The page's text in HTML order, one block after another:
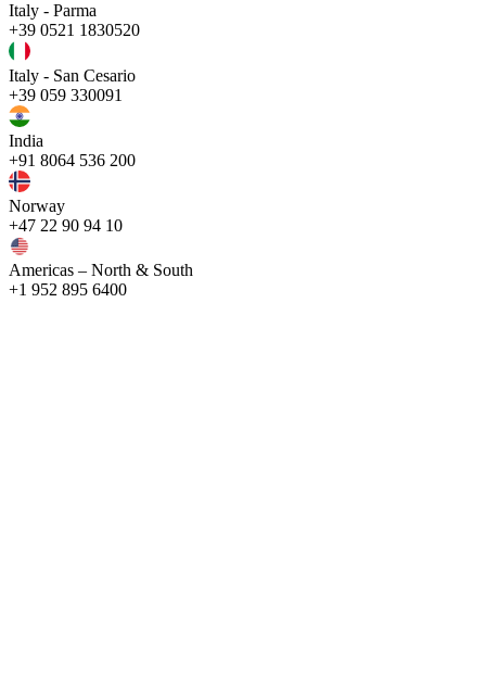
Italy - Parma
+39 0521 1830520
Italy - San Cesario
+39 059 330091
India
+91 8064 536 200
Norway
+47 22 90 94 10
Americas – North & South
+1 952 895 6400